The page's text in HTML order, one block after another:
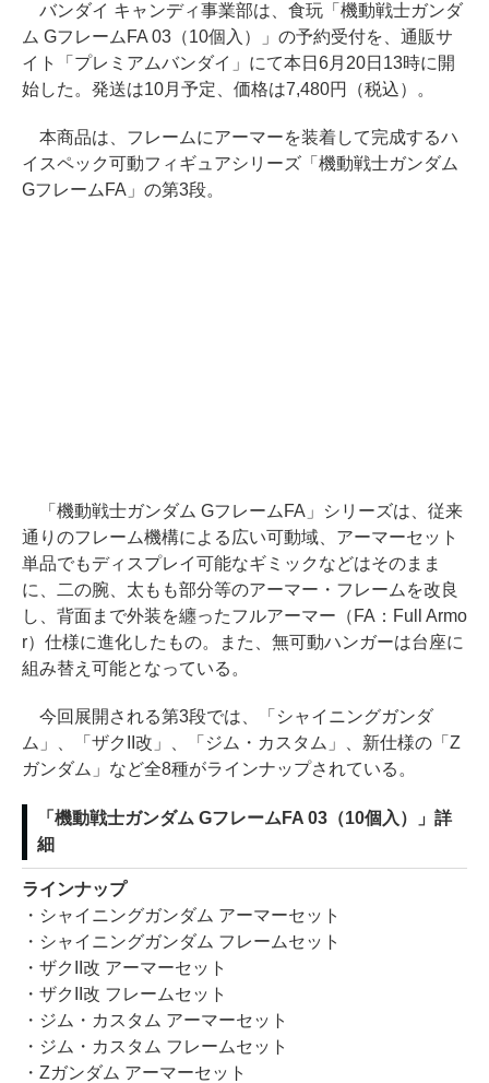
バンダイ キャンディ事業部は、食玩「機動戦士ガンダ
ム GフレームFA 03（10個入）」の予約受付を、通販サ
イト「プレミアムバンダイ」にて本日6月20日13時に開
始した。発送は10月予定、価格は7,480円（税込）。
本商品は、フレームにアーマーを装着して完成するハ
イスペック可動フィギュアシリーズ「機動戦士ガンダム
GフレームFA」の第3段。
「機動戦士ガンダム GフレームFA」シリーズは、従来
通りのフレーム機構による広い可動域、アーマーセット
単品でもディスプレイ可能なギミックなどはそのまま
に、二の腕、太もも部分等のアーマー・フレームを改良
し、背面まで外装を纏ったフルアーマー（FA：Full Armo
r）仕様に進化したもの。また、無可動ハンガーは台座に
組み替え可能となっている。
今回展開される第3段では、「シャイニングガンダ
ム」、「ザクII改」、「ジム・カスタム」、新仕様の「Z
ガンダム」など全8種がラインナップされている。
「機動戦士ガンダム GフレームFA 03（10個入）」詳
細
ラインナップ
・シャイニングガンダム アーマーセット
・シャイニングガンダム フレームセット
・ザクII改 アーマーセット
・ザクII改 フレームセット
・ジム・カスタム アーマーセット
・ジム・カスタム フレームセット
・Zガンダム アーマーセット